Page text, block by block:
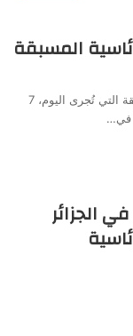
المسبقة
كتب بلقاسم جبار في إطار الانتخابات الرئاسية المسبقة التي تُجرى اليوم، 7
الجزائر